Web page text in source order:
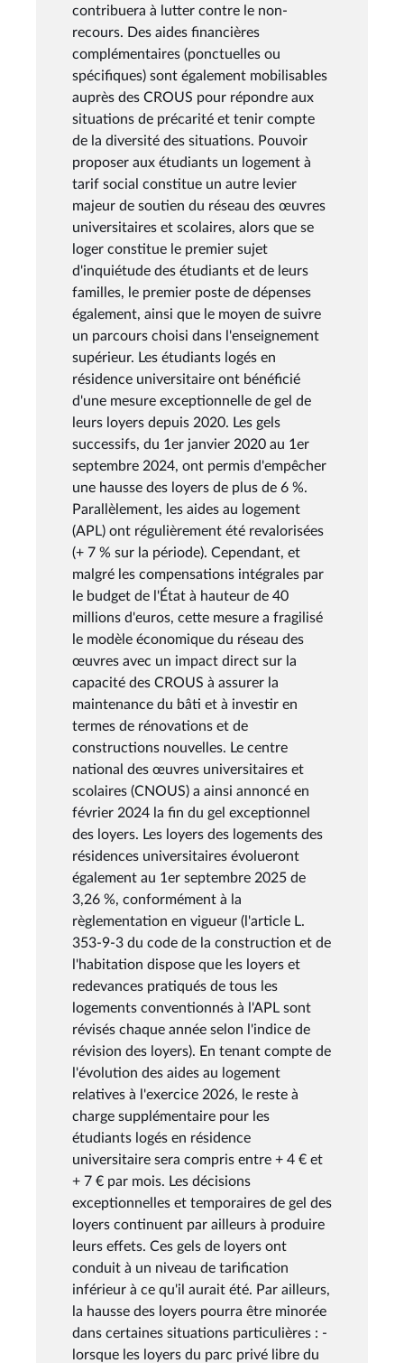
contribuera à lutter contre le non-
recours. Des aides financières
complémentaires (ponctuelles ou
spécifiques) sont également mobilisables
auprès des CROUS pour répondre aux
situations de précarité et tenir compte
de la diversité des situations. Pouvoir
proposer aux étudiants un logement à
tarif social constitue un autre levier
majeur de soutien du réseau des œuvres
universitaires et scolaires, alors que se
loger constitue le premier sujet
d'inquiétude des étudiants et de leurs
familles, le premier poste de dépenses
également, ainsi que le moyen de suivre
un parcours choisi dans l'enseignement
supérieur. Les étudiants logés en
résidence universitaire ont bénéficié
d'une mesure exceptionnelle de gel de
leurs loyers depuis 2020. Les gels
successifs, du 1er janvier 2020 au 1er
septembre 2024, ont permis d'empêcher
une hausse des loyers de plus de 6 %.
Parallèlement, les aides au logement
(APL) ont régulièrement été revalorisées
(+ 7 % sur la période). Cependant, et
malgré les compensations intégrales par
le budget de l'État à hauteur de 40
millions d'euros, cette mesure a fragilisé
le modèle économique du réseau des
œuvres avec un impact direct sur la
capacité des CROUS à assurer la
maintenance du bâti et à investir en
termes de rénovations et de
constructions nouvelles. Le centre
national des œuvres universitaires et
scolaires (CNOUS) a ainsi annoncé en
février 2024 la fin du gel exceptionnel
des loyers. Les loyers des logements des
résidences universitaires évolueront
également au 1er septembre 2025 de
3,26 %, conformément à la
règlementation en vigueur (l'article L.
353-9-3 du code de la construction et de
l'habitation dispose que les loyers et
redevances pratiqués de tous les
logements conventionnés à l'APL sont
révisés chaque année selon l'indice de
révision des loyers). En tenant compte de
l'évolution des aides au logement
relatives à l'exercice 2026, le reste à
charge supplémentaire pour les
étudiants logés en résidence
universitaire sera compris entre + 4 € et
+ 7 € par mois. Les décisions
exceptionnelles et temporaires de gel des
loyers continuent par ailleurs à produire
leurs effets. Ces gels de loyers ont
conduit à un niveau de tarification
inférieur à ce qu'il aurait été. Par ailleurs,
la hausse des loyers pourra être minorée
dans certaines situations particulières : -
lorsque les loyers du parc privé libre du